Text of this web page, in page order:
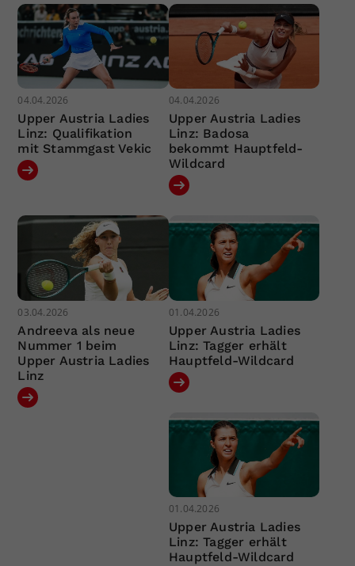
04.04.2026
Upper Austria Ladies
Linz: Qualifikation
mit Stammgast Vekic
04.04.2026
Upper Austria Ladies
Linz: Badosa
bekommt Hauptfeld-
Wildcard
03.04.2026
Andreeva als neue
Nummer 1 beim
Upper Austria Ladies
Linz
01.04.2026
Upper Austria Ladies
Linz: Tagger erhält
Hauptfeld-Wildcard
01.04.2026
Upper Austria Ladies
Linz: Tagger erhält
Hauptfeld-Wildcard